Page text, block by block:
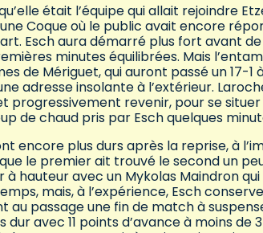
était l’équipe qui allait rejoindre
Coque où le public avait encore
Esch aura démarré plus fort avant
minutes équilibrées. Mais
de Mériguet, qui auront passé un 17-1
adresse insolante à l’extérieur.
revenir, pour se
de chaud pris par Esch quelques
encore plus durs après la reprise, à
le premier ait trouvé le second un
à hauteur avec un Mykolas Maindron
mais, à l’expérience, Esch
passage une fin de match à
dur avec 11 points d’avance à moins